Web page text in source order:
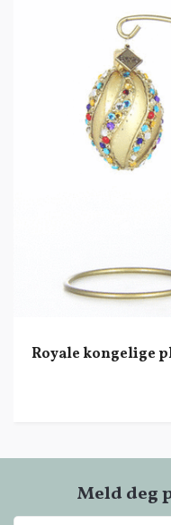
Royale kongelige
Meld deg